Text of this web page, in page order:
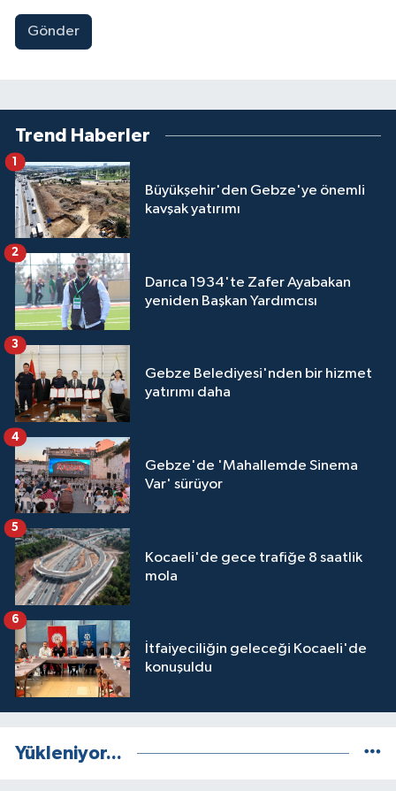
Gönder
Trend Haberler
Büyükşehir'den Gebze'ye önemli
kavşak yatırımı
1
Darıca 1934'te Zafer Ayabakan
yeniden Başkan Yardımcısı
2
Gebze Belediyesi'nden bir hizmet
yatırımı daha
3
Gebze'de 'Mahallemde Sinema
Var' sürüyor
4
Kocaeli'de gece trafiğe 8 saatlik
mola
5
İtfaiyeciliğin geleceği Kocaeli'de
konuşuldu
6
Yükleniyor...